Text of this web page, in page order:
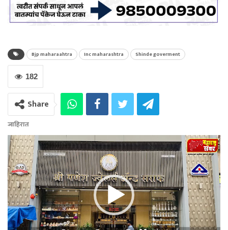
Bjp maharaahtra Inc maharashtra Shinde goverment
182
Share
जाहिरात
Video
Player